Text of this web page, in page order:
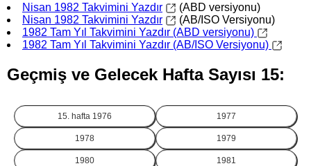
Nisan 1982 Takvimini Yazdır
(ABD versiyonu)
Nisan 1982 Takvimini Yazdır
(AB/ISO Versiyonu)
1982 Tam Yıl Takvimini Yazdır (ABD versiyonu)
1982 Tam Yıl Takvimini Yazdır (AB/ISO Versiyonu)
Geçmiş ve Gelecek Hafta Sayısı 15:
15. hafta 1976 1977
1978 1979
1980 1981